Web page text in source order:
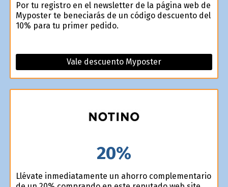
Por tu registro en el newsletter de la página web de
Myposter te beneficiarás de un código descuento del
10% para tu primer pedido.
Vale descuento Myposter
20%
Llévate inmediatamente un ahorro complementario